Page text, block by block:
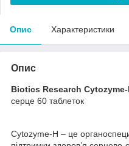
Опис Характеристики
Опис
Biotics Research
серце 60 таблеток
Cytozyme‑H – це